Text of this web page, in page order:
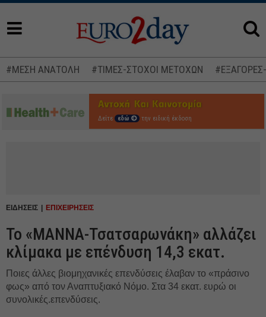
#ΜΕΣΗ ΑΝΑΤΟΛΗ #ΤΙΜΕΣ-ΣΤΟΧΟΙ ΜΕΤΟΧΩΝ
Δείτε εδώ την ειδική έκδοση
ΕΙΔΗΣΕΙΣ ΕΠΙΧΕΙΡΗΣΕΙΣ
Το «ΜΑΝΝΑ-Τσατσαρωνάκη» αλλάζει
κλίμακα με επένδυση 14,3 εκατ.
Ποιες άλλες βιομηχανικές επενδύσεις έλαβαν το «πράσινο
φως» από τον Αναπτυξιακό Νόμο. Στα 34 εκατ. ευρώ οι
συνολικές.επενδύσεις.